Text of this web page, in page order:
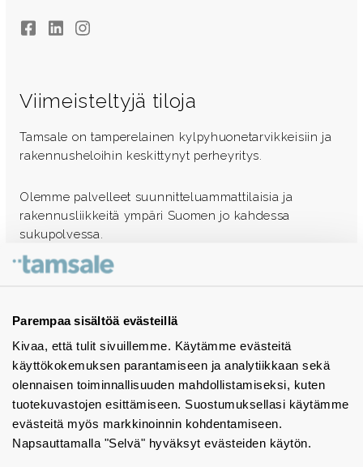
Parempaa sisältöä evästeillä
Kivaa, että tulit sivuillemme. Käytämme evästeitä
käyttökokemuksen parantamiseen ja analytiikkaan sekä
olennaisen toiminnallisuuden mahdollistamiseksi, kuten
tuotekuvastojen esittämiseen. Suostumuksellasi käytämme
evästeitä myös markkinoinnin kohdentamiseen.
Napsauttamalla "Selvä" hyväksyt evästeiden käytön.
FacebookLinkedInInstagram
Viimeisteltyjä tiloja
Tamsale on tamperelainen kylpyhuonetarvikkeisiin ja
rakennusheloihin keskittynyt perheyritys.
Olemme palvelleet suunnitteluammattilaisia ja
rakennusliikkeitä ympäri Suomen jo kahdessa
sukupolvessa.
Ota yhteyttä - autamme mielellämme
Tuotekuvastot
Instagram
BIM-objektit
Yhteystiedot
Tiedotteet